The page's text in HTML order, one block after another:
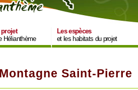
projet
Hélianthème
Les espèces
et les habitats du projet
Saint-Pierre